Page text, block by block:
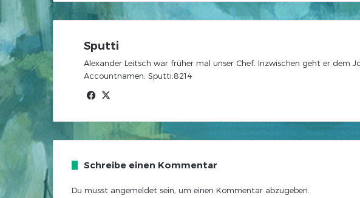
Sputti
Alexander Leitsch war früher mal unser Chef. Inzwischen geht er
Accountnamen: Sputti.8214
Facebook
Schreibe einen Kommentar
Du musst angemeldet sein, um einen Kommentar abzugeben.